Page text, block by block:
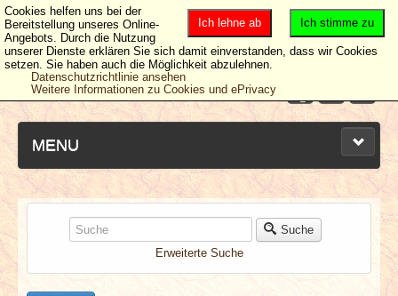
MENU
NEUESTE ARTIKEL
NEWS & DATES
Suche
Erweiterte Suche
Ich stimme zu
Ich lehne ab
Cookies helfen uns bei der
Bereitstellung unseres Online-
Angebots. Durch die Nutzung
unserer Dienste erklären Sie sich damit einverstanden, dass wir Cookies
setzen. Sie haben auch die Möglichkeit abzulehnen.
Datenschutzrichtlinie ansehen
Weitere Informationen zu Cookies und ePrivacy